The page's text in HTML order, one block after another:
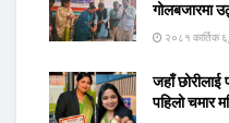
गोलबजारमा
२०८१ कार्तिक
जहाँ
पहिलो चमार